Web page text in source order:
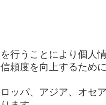
行うことにより個人
頼度を向上するため
ッパ、アジア、オセ